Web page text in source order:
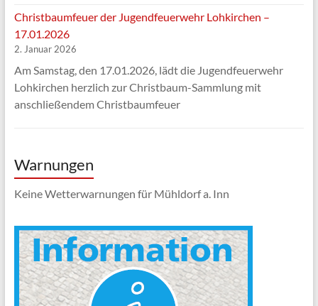
Christbaumfeuer der Jugendfeuerwehr Lohkirchen –
17.01.2026
2. Januar 2026
Am Samstag, den 17.01.2026, lädt die Jugendfeuerwehr
Lohkirchen herzlich zur Christbaum-Sammlung mit
anschließendem Christbaumfeuer
Warnungen
Keine Wetterwarnungen für Mühldorf a. Inn